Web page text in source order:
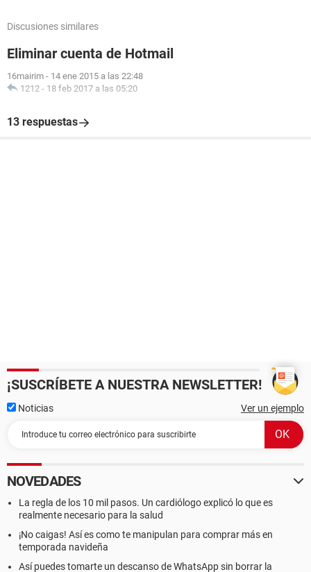
Discusiones similares
Eliminar cuenta de Hotmail
16mairim - 14 ene 2015 a las 22:48
1212 - 18 feb 2017 a las 05:20
13 respuestas
¡SUSCRÍBETE A NUESTRA NEWSLETTER!
Noticias Ver un ejemplo
NOVEDADES
La regla de los 10 mil pasos. Un cardiólogo explicó lo que es
realmente necesario para la salud
¡No caigas! Así es como te manipulan para comprar más en
temporada navideña
Así puedes tomarte un descanso de WhatsApp sin borrar la